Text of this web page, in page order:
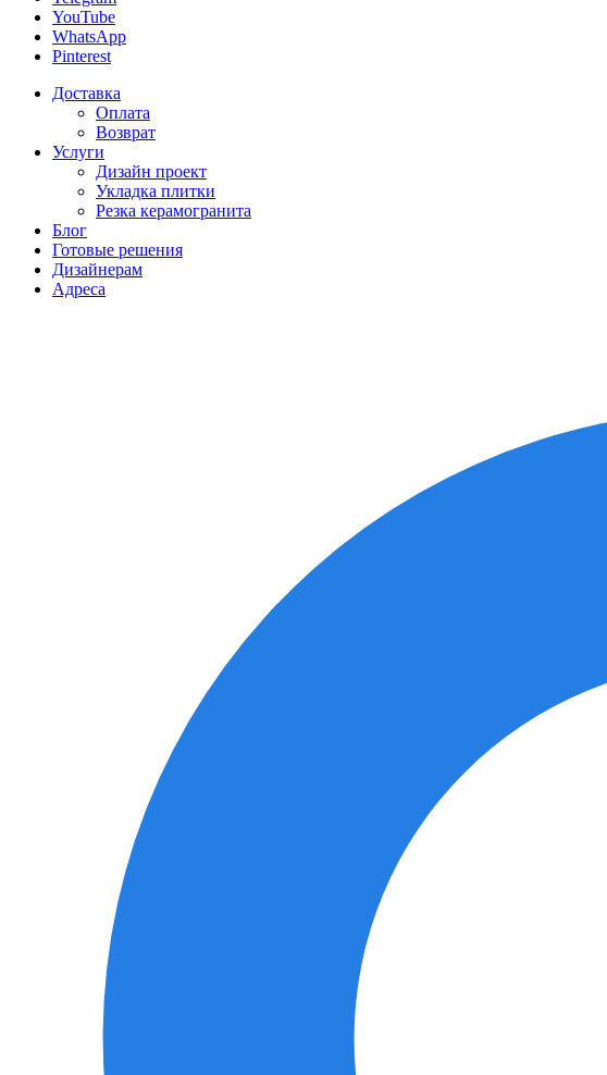
YouTube
WhatsApp
Pinterest
Доставка
Оплата
Возврат
Услуги
Дизайн проект
Укладка плитки
Резка керамогранита
Блог
Готовые решения
Дизайнерам
Адреса